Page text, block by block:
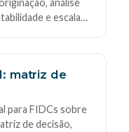
análise
e escala
matriz de
para FIDCs sobre
de decisão,